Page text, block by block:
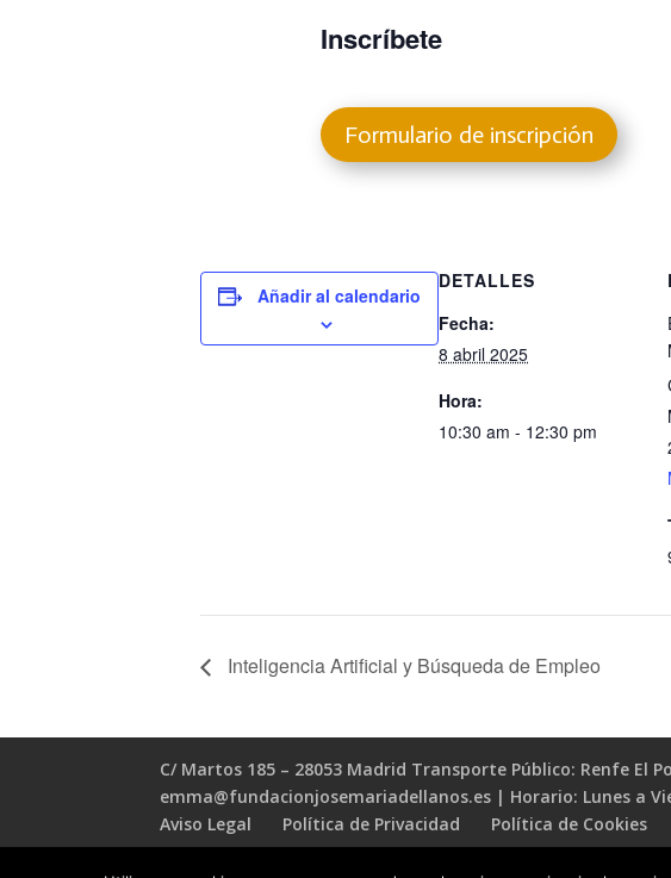
Inscríbete
Formulario de inscripción
Añadir al calendario
DETALLES
Fecha:
8 abril 2025
Hora:
10:30 am - 12:30 pm
Inteligencia Artificial y Búsqueda de Empleo
C/ Martos 185 – 28053 Madrid Transporte Público: Renfe El
emma@fundacionjosemariadellanos.es | Horario: Lunes a
Aviso Legal
Política de Privacidad Política de Cookies